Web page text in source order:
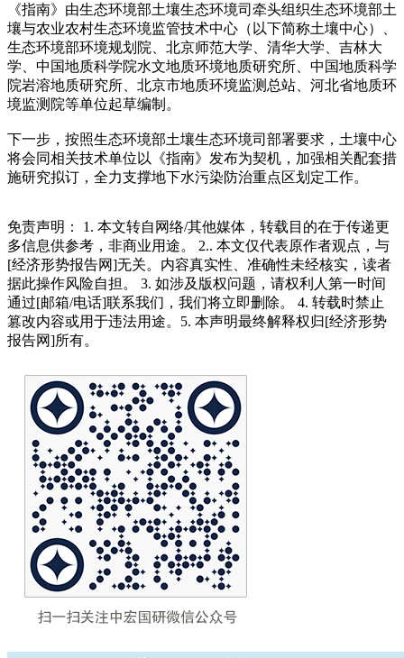
《指南》由生态环境部土壤生态环境司牵头组织生态环境部土
壤与农业农村生态环境监管技术中心（以下简称土壤中心）、
生态环境部环境规划院、北京师范大学、清华大学、吉林大
学、中国地质科学院水文地质环境地质研究所、中国地质科学
院岩溶地质研究所、北京市地质环境监测总站、河北省地质环
境监测院等单位起草编制。
下一步，按照生态环境部土壤生态环境司部署要求，土壤中心
将会同相关技术单位以《指南》发布为契机，加强相关配套措
施研究拟订，全力支撑地下水污染防治重点区划定工作。
免责声明： 1. 本文转自网络/其他媒体，转载目的在于传递更
多信息供参考，非商业用途。 2.. 本文仅代表原作者观点，与
[经济形势报告网]无关。内容真实性、准确性未经核实，读者
据此操作风险自担。 3. 如涉及版权问题，请权利人第一时间
通过[邮箱/电话]联系我们，我们将立即删除。 4. 转载时禁止
篡改内容或用于违法用途。5. 本声明最终解释权归[经济形势
报告网]所有。